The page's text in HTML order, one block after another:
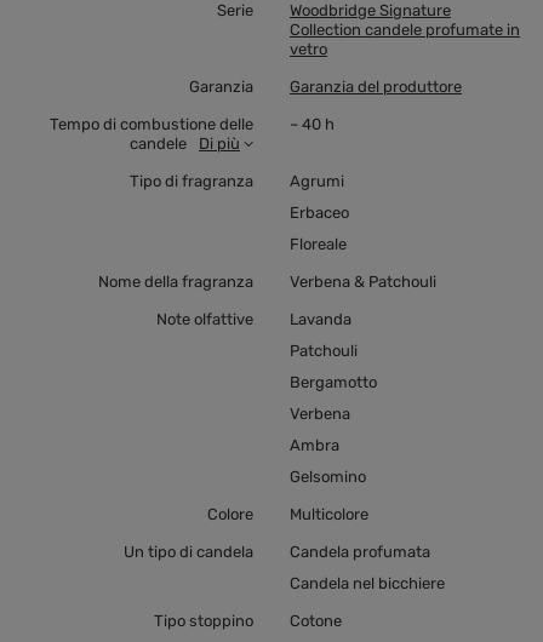
Serie
Woodbridge Signature
Collection candele profumate in
vetro
Garanzia Garanzia del produttore
Tempo di combustione delle
candele
Di più
~ 40 h
Tipo di fragranza
Agrumi
Erbaceo
Floreale
Nome della fragranza Verbena & Patchouli
Note olfattive
Lavanda
Patchouli
Bergamotto
Verbena
Ambra
Gelsomino
Colore Multicolore
Un tipo di candela
Candela profumata
Candela nel bicchiere
Tipo stoppino Cotone